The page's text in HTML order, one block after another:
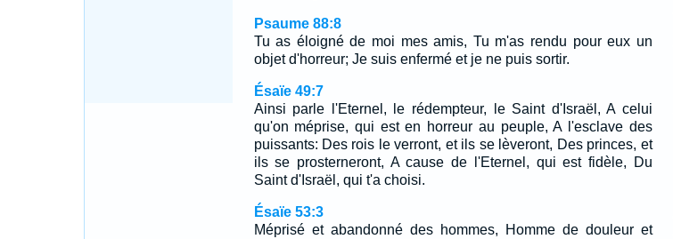
Psaume 88:8
Tu as éloigné de moi mes amis, Tu m'as rendu pour eux un
objet d'horreur; Je suis enfermé et je ne puis sortir.
Ésaïe 49:7
Ainsi parle l'Eternel, le rédempteur, le Saint d'Israël, A celui
qu'on méprise, qui est en horreur au peuple, A l'esclave des
puissants: Des rois le verront, et ils se lèveront, Des princes, et
ils se prosterneront, A cause de l'Eternel, qui est fidèle, Du
Saint d'Israël, qui t'a choisi.
Ésaïe 53:3
Méprisé et abandonné des hommes, Homme de douleur et